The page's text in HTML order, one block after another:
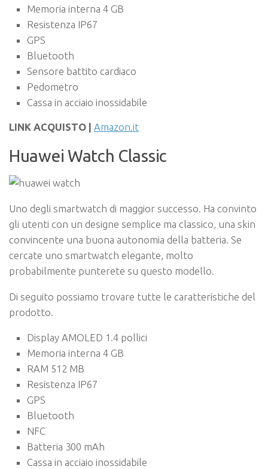
Memoria interna 4 GB
Resistenza IP67
GPS
Bluetooth
Sensore battito cardiaco
Pedometro
Cassa in acciaio inossidabile
LINK ACQUISTO | Amazon.it
Huawei Watch Classic
Uno degli smartwatch di maggior successo. Ha convinto
gli utenti con un designe semplice ma classico, una skin
convincente una buona autonomia della batteria. Se
cercate uno smartwatch elegante, molto
probabilmente punterete su questo modello.
Di seguito possiamo trovare tutte le caratteristiche del
prodotto.
Display AMOLED 1.4 pollici
Memoria interna 4 GB
RAM 512 MB
Resistenza IP67
GPS
Bluetooth
NFC
Batteria 300 mAh
Cassa in acciaio inossidabile